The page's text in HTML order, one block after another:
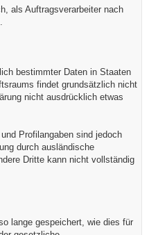
als Auftragsverarbeiter nach
bestimmter Daten in Staaten
findet grundsätzlich nicht
nicht ausdrücklich etwas
Profilangaben sind jedoch
durch ausländische
Dritte kann nicht vollständig
lange gespeichert, wie dies für